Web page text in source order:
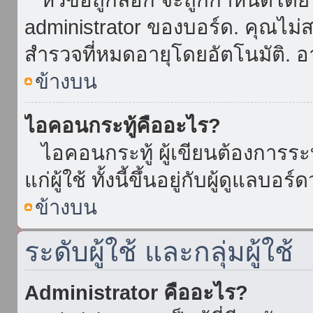
administrator ของบอร์ด. คุณไ
สำรวจที่หมดอายุโดยอัตโนมัติ.
ข้างบน
ไอคอนกระทู้คืออะไร?
ไอคอนกระทู้ ผู้เขียนต้องการร
แก่ผู้ใช้ ทั้งนี้ขึ้นอยู่กับผู้ดูแลบอร์
ข้างบน
ระดับผู้ใช้ และกลุ่มผู้ใช้
Administrator คืออะไร?